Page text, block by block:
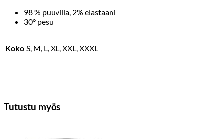
98 % puuvilla, 2% elastaani
30° pesu
Koko S, M, L, XL, XXL, XXXL
Tutustu myös